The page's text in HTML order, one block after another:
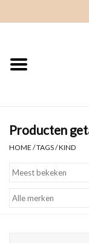
Home
Kleding
Waterkaart
Producten
HOME /TAGS/KIND